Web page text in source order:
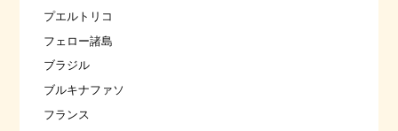
プエルトリコ
フェロー諸島
ブラジル
ブルキナファソ
フランス